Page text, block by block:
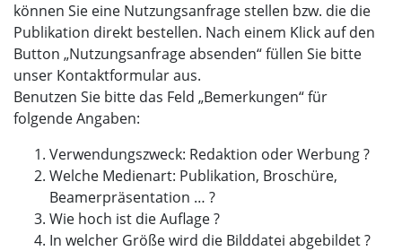
können Sie eine Nutzungsanfrage stellen bzw. die die
Publikation direkt bestellen. Nach einem Klick auf den
Button „Nutzungsanfrage absenden“ füllen Sie bitte
unser Kontaktformular aus.
Benutzen Sie bitte das Feld „Bemerkungen“ für
folgende Angaben:
Verwendungszweck: Redaktion oder Werbung ?
Welche Medienart: Publikation, Broschüre,
Beamerpräsentation … ?
Wie hoch ist die Auflage ?
In welcher Größe wird die Bilddatei abgebildet ?